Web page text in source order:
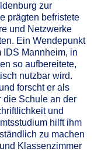
zur
prägten befristete
und Netzwerke
Ein Wendepunkt
IDS Mannheim, in
so aufbereitete,
nutzbar wird.
forscht er als
die Schule an der
und
hilft ihm
zu machen
Klassenzimmer